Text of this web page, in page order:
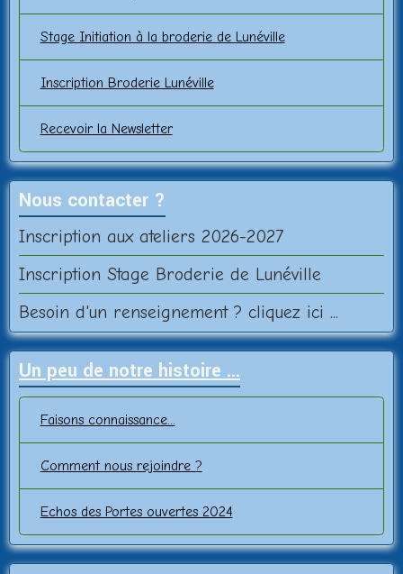
Stage Initiation à la broderie de Lunéville
Inscription Broderie Lunéville
Recevoir la Newsletter
Nous contacter ?
Inscription aux ateliers 2026-2027
Inscription Stage Broderie de Lunéville
Besoin d'un renseignement ? cliquez ici ...
Un peu de notre histoire ...
Faisons connaissance...
Comment nous rejoindre ?
Echos des Portes ouvertes 2024